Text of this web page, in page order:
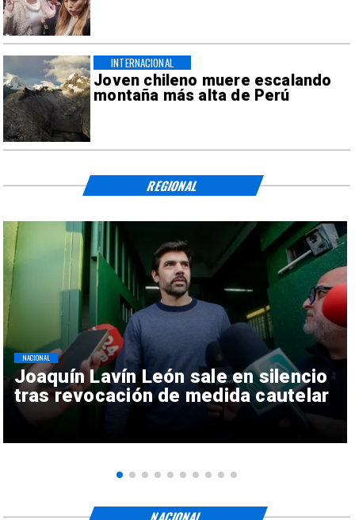
Joven chileno muere escalando
montaña más alta de Perú
INTERNACIONAL
Joaquín Lavín León sale en silencio
tras revocación de medida cautelar
NACIONAL
REGIONAL
NACIONAL